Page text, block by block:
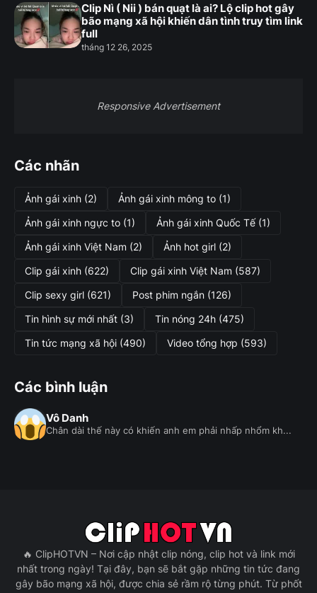
Clip Nì ( Nii ) bán quạt là ai? Lộ clip hot gây
bão mạng xã hội khiến dân tình truy tìm link
full
tháng 12 26, 2025
Responsive Advertisement
Các nhãn
Ảnh gái xinh (2) Ảnh gái xinh mông to (1)
Ảnh gái xinh ngực to (1) Ảnh gái xinh Quốc Tế (1)
Ảnh gái xinh Việt Nam (2) Ảnh hot girl (2)
Clip gái xinh (622) Clip gái xinh Việt Nam (587)
Clip sexy girl (621) Post phim ngắn (126)
Tin hình sự mới nhất (3) Tin nóng 24h (475)
Tin tức mạng xã hội (490) Video tổng hợp (593)
Các bình luận
Vô Danh
Chân dài thế này có khiến anh em phải nhấp nhổm kh...
🔥 ClipHOTVN – Nơi cập nhật clip nóng, clip hot và link mới
nhất trong ngày! Tại đây, bạn sẽ bắt gặp những tin tức đang
gây bão mạng xã hội, được chia sẻ rầm rộ từng phút. Từ phốt